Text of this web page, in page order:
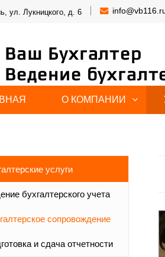
ул. Лукницкого, д. 6
Ваш Бухгалтер
Ведение
О КОМПАНИИ
услуги
бухгалтерского учета
сопровождение
и сдача отчетности